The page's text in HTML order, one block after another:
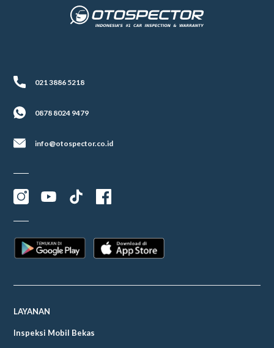
021 3886 5218
0878 8024 9479
info@otospector.co.id
LAYANAN
Inspeksi Mobil Bekas